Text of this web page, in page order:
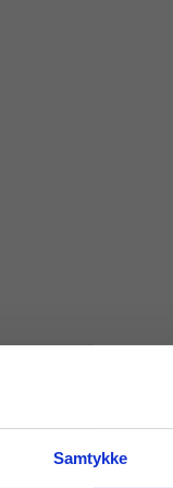
Samtykke